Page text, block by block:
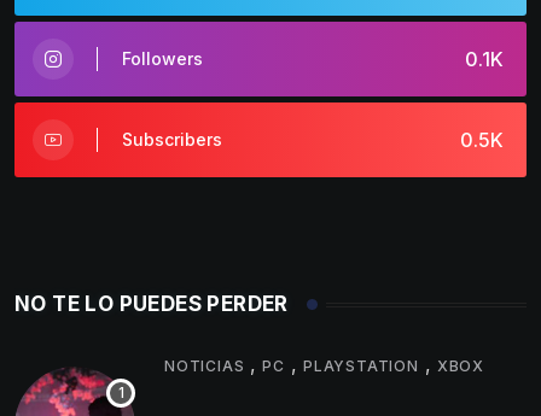
0.1K
Followers
0.5K
Subscribers
NO TE LO PUEDES PERDER
NOTICIAS ,PC ,PLAYSTATION , XBOX